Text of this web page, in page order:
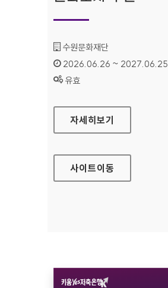
기관명 :
수원문화재단
인증기간 :
2026.06.26 ~ 2027.06.25
상태 :
유효
문화도시 수원
자세히보기
사이트이동